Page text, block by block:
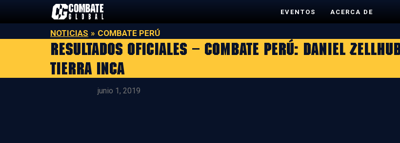
EVENTOS ACERCA DE
NOTICIAS » COMBATE PERÚ
Resultados Oficiales – Combate Perú: Daniel
tierra Inca
junio 1, 2019